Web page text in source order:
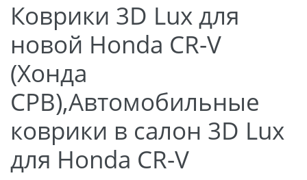
Коврики 3D Lux для
новой Honda CR-V
(Хонда
СРВ),Автомобильные
коврики в салон 3D Lux
для Honda CR-V